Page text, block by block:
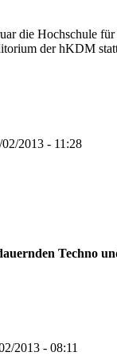
die Hochschule
der hKDM
2013 - 11:28
Techno
2013 - 08:11